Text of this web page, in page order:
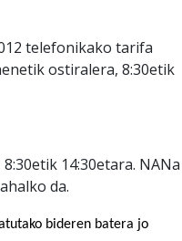
telefonikako tarifa
ostiralera, 8:30etik
14:30etara. NANa
da.
bideren batera jo